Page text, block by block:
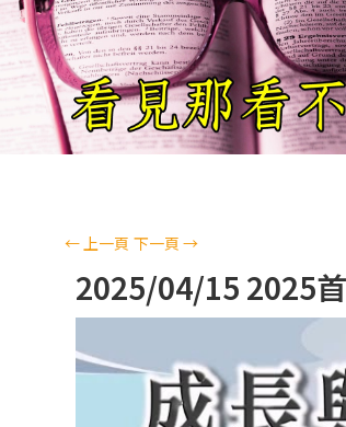
← 上一頁 下一頁 →
2025/04/15 2025